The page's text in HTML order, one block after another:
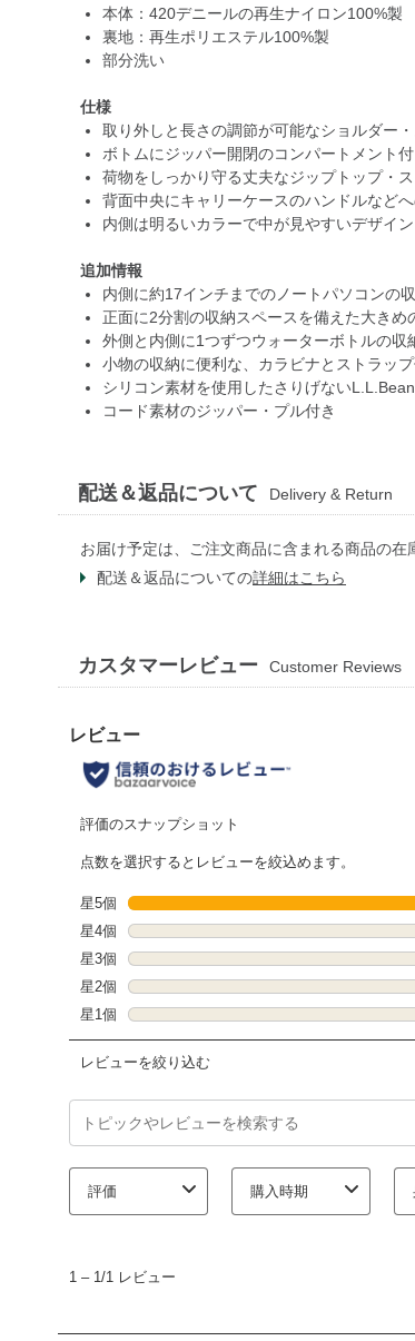
本体：420デニールの再生ナイロン100%製
裏地：再生ポリエステル100%製
部分洗い
仕様
取り外しと長さの調節が可能なショルダー
ボトムにジッパー開閉のコンパートメント
荷物をしっかり守る丈夫なジップトップ・
背面中央にキャリーケースのハンドルなど
内側は明るいカラーで中が見やすいデザイン
追加情報
内側に約17インチまでのノートパソコンの
正面に2分割の収納スペースを備えた大きめ
外側と内側に1つずつウォーターボトルの収
小物の収納に便利な、カラビナとストラッ
シリコン素材を使用したさりげない
コード素材のジッパー・プル付き
配送＆返品について Delivery & Return
お届け予定は、ご注文商品に含まれる商品の在
配送＆返品についての詳細はこちら
カスタマーレビュー Customer Reviews